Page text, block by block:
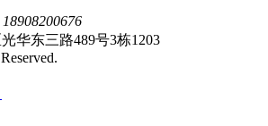
18908200676
华东三路489号3栋1203